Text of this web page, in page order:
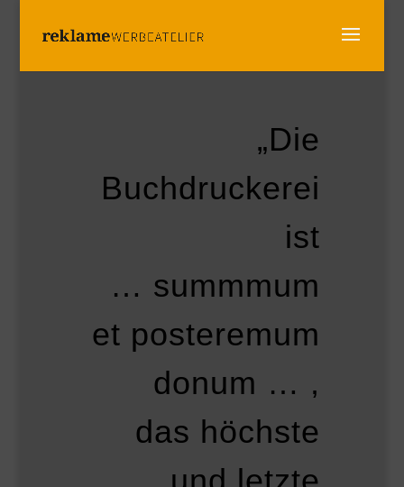
„Die
Buchdruckerei
ist
… summmum
et posteremum
donum … ,
das höchste